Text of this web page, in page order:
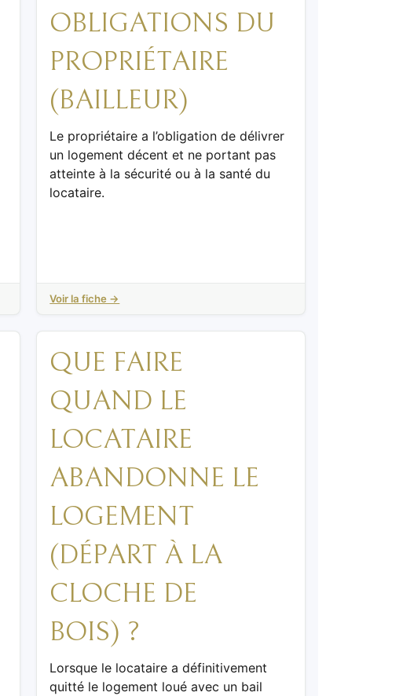
OBLIGATIONS DU
PROPRIÉTAIRE
(BAILLEUR)
Le propriétaire a l’obligation de délivrer
un logement décent et ne portant pas
atteinte à la sécurité ou à la santé du
locataire.
Voir la fiche →
QUE FAIRE
QUAND LE
LOCATAIRE
ABANDONNE LE
LOGEMENT
(DÉPART À LA
CLOCHE DE
BOIS) ?
Lorsque le locataire a définitivement
quitté le logement loué avec un bail